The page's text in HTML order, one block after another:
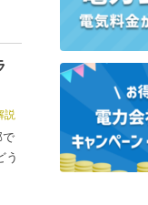
説
で
う